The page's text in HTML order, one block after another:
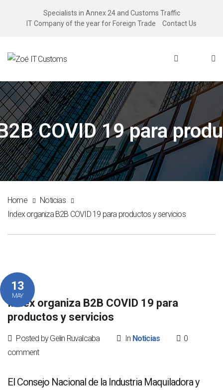
Specialists in Annex 24 and Customs Traffic
IT Company of the year for Foreign Trade
Contact Us
COVID 19 para
Home
Noticias
Index organiza B2B COVID 19 para productos y servicios
13
MAY
Index organiza B2B COVID 19 para
productos y servicios
Posted by Gelin Ruvalcaba In Noticias
0
comment
El Consejo Nacional de la Industria Maquiladora y